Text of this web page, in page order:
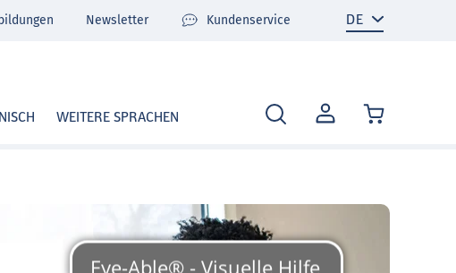
MEIN
KONTO
WEITERE SPRACHEN
Newsletter Kundenservice